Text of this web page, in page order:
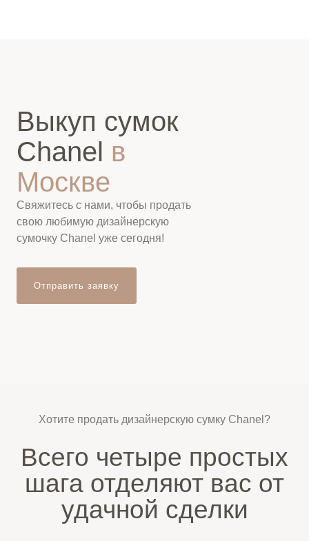
Выкуп сумок
Chanel в
Москве
Свяжитесь с нами, чтобы продать
свою любимую дизайнерскую
сумочку Chanel уже сегодня!
Отправить заявку
Хотите продать дизайнерскую сумку Chanel?
Всего четыре простых
шага отделяют вас от
удачной сделки